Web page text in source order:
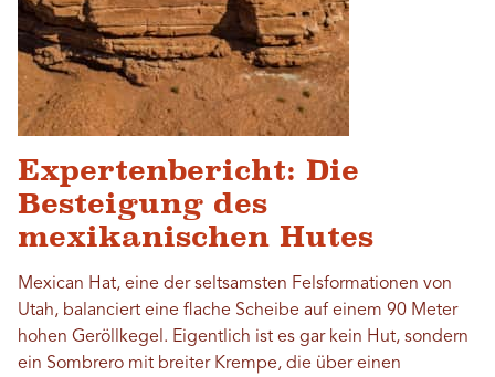
Expertenbericht: Die
Besteigung des
mexikanischen Hutes
Mexican Hat, eine der seltsamsten Felsformationen von
Utah, balanciert eine flache Scheibe auf einem 90 Meter
hohen Geröllkegel. Eigentlich ist es gar kein Hut, sondern
ein Sombrero mit breiter Krempe, die über einen